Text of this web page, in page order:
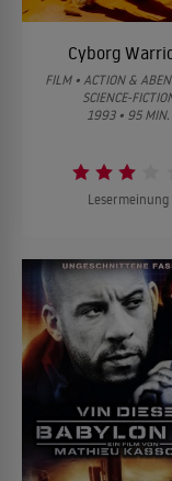
Cyborg
FILM • ACTION &
SCIENCE-
1993 • 95 MIN.
Lesermeinung